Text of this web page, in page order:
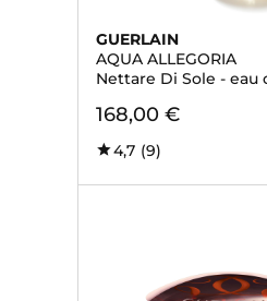
GUERLAIN
AQUA ALLEGORIA
Nettare Di Sole -
168,00 €
4,7 (9)